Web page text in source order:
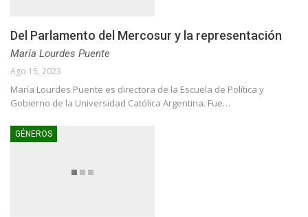
Del Parlamento del Mercosur y la representación
María Lourdes Puente
Ago 15, 2023
María Lourdes Puente es directora de la Escuela de Política y
Gobierno de la Universidad Católica Argentina. Fue…
GÉNEROS